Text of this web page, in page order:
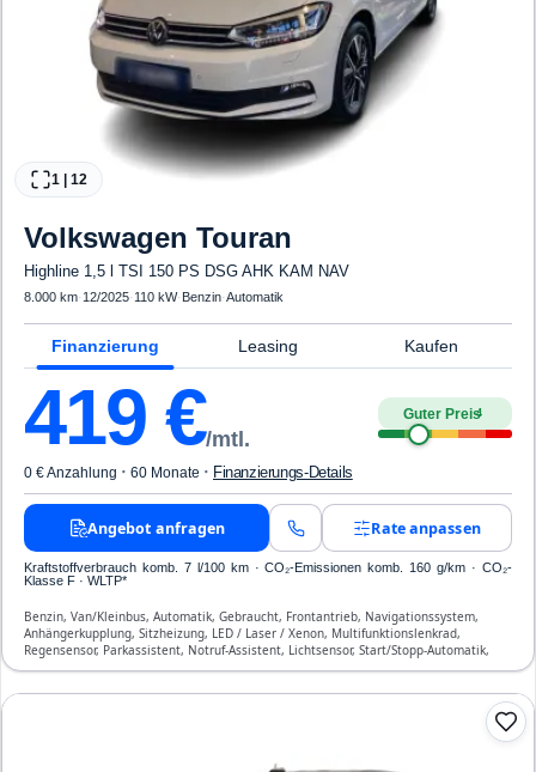
1 12
Volkswagen Touran
Highline 1,5 l TSI 150 PS DSG AHK KAM NAV
8.000 km· 12/2025· 110 kW· Benzin·Automatik
Finanzierung Leasing Kaufen
419 €/mtl.
Guter Preis4
0 € Anzahlung · 60 Monate · Finanzierungs-Details
Angebot anfragen Rate anpassen
Kraftstoffverbrauch komb. 7 l/100 km · CO₂-Emissionen komb. 160 g/km · CO₂-
Klasse F · WLTP*
Benzin, Van/Kleinbus, Automatik, Gebraucht, Frontantrieb, Navigationssystem,
Anhängerkupplung, Sitzheizung, LED / Laser / Xenon, Multifunktionslenkrad,
Regensensor, Parkassistent, Notruf-Assistent, Lichtsensor, Start/Stopp-Automatik,
Bluetooth, Freisprecheinrichtung, Verkehrszeichen-Erkennung, ESP, ABS,